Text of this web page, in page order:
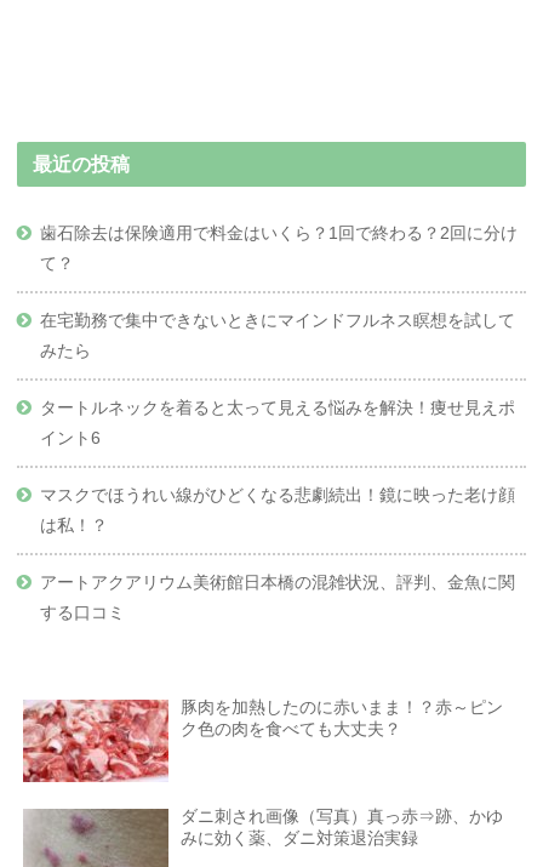
最近の投稿
歯石除去は保険適用で料金はいくら？1回で終わる？2回に分け
て？
在宅勤務で集中できないときにマインドフルネス瞑想を試して
みたら
タートルネックを着ると太って見える悩みを解決！痩せ見えポ
イント6
マスクでほうれい線がひどくなる悲劇続出！鏡に映った老け顔
は私！？
アートアクアリウム美術館日本橋の混雑状況、評判、金魚に関
する口コミ
豚肉を加熱したのに赤いまま！？赤～ピン
ク色の肉を食べても大丈夫？
ダニ刺され画像（写真）真っ赤⇒跡、かゆ
みに効く薬、ダニ対策退治実録